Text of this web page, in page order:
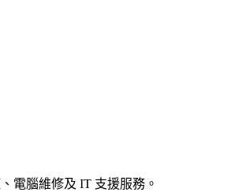
電腦維修及 IT 支援服務。